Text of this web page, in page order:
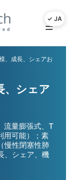
、成長、シェアお
、シェア
流量膨張式、T
用可能）；素
慢性閉塞性肺
、シェア、機